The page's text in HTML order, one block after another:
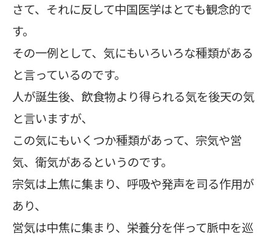
さて、それに反して中国医学はとても観念的で
す。
その一例として、気にもいろいろな種類がある
と言っているのです。
人が誕生後、飲食物より得られる気を後天の気
と言いますが、
この気にもいくつか種類があって、宗気や営
気、衛気があるというのです。
宗気は上焦に集まり、呼吸や発声を司る作用が
あり、
営気は中焦に集まり、栄養分を伴って脈中を巡